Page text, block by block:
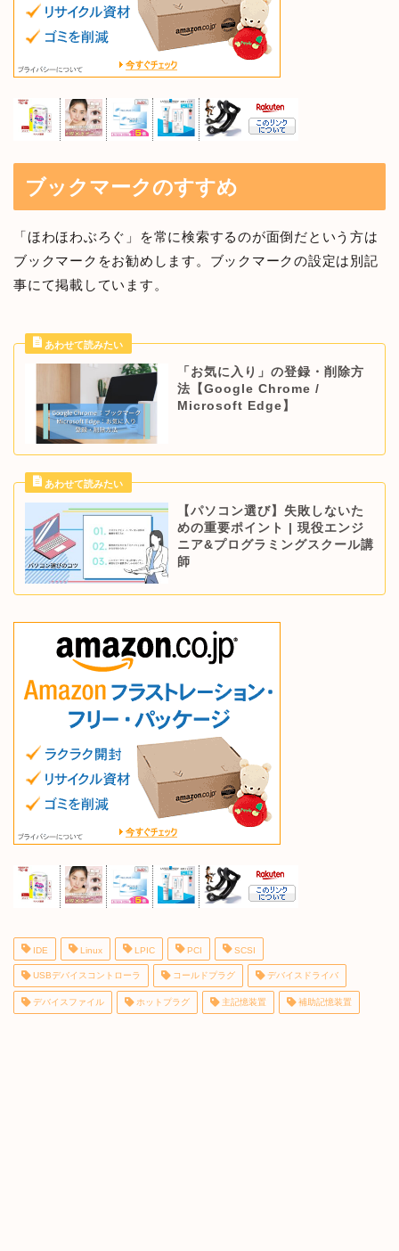
ブックマークのすすめ
「ほわほわぶろぐ」を常に検索するのが面倒だという方は
ブックマークをお勧めします。ブックマークの設定は別記
事にて掲載しています。
「お気に入り」の登録・削除方
法【Google Chrome /
Microsoft Edge】
【パソコン選び】失敗しないた
めの重要ポイント | 現役エンジ
ニア&プログラミングスクール講
師
IDE Linux LPIC PCI SCSI
USBデバイスコントローラ コールドプラグ デバイスドライバ
デバイスファイル ホットプラグ 主記憶装置 補助記憶装置